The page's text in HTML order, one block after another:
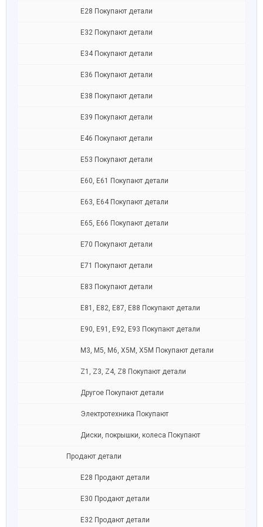
Е28 Покупают детали
Е32 Покупают детали
Е34 Покупают детали
Е36 Покупают детали
Е38 Покупают детали
Е39 Покупают детали
Е46 Покупают детали
Е53 Покупают детали
Е60, Е61 Покупают детали
Е63, E64 Покупают детали
Е65, E66 Покупают детали
Е70 Покупают детали
Е71 Покупают детали
Е83 Покупают детали
E81, E82, E87, E88 Покупают детали
Е90, E91, E92, E93 Покупают детали
M3, M5, M6, X5M, X5M Покупают детали
Z1, Z3, Z4, Z8 Покупают детали
Другое Покупают детали
Электротехника Покупают
Диски, покрышки, колеса Покупают
Продают детали
Е28 Продают детали
Е30 Продают детали
Е32 Продают детали